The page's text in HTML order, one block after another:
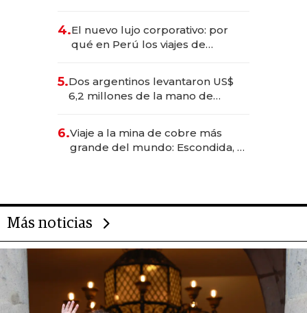
4.El nuevo lujo corporativo: por
qué en Perú los viajes de
para convertirse en experiencias
transformadoras
5.Dos argentinos levantaron US$
6,2 millones de la mano de
6.Viaje a la mina de cobre más
grande del mundo: Escondida, el
Más noticias